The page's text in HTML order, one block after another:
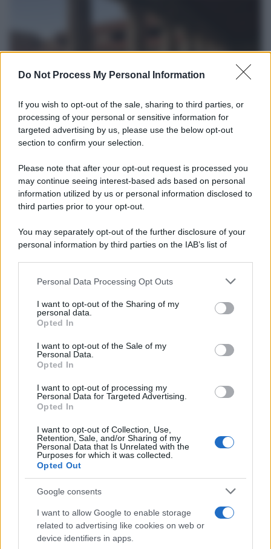
Do Not Process My Personal Information
If you wish to opt-out of the sale, sharing to third parties, or
processing of your personal or sensitive information for
targeted advertising by us, please use the below opt-out
section to confirm your selection.
Please note that after your opt-out request is processed you
may continue seeing interest-based ads based on personal
information utilized by us or personal information disclosed to
third parties prior to your opt-out.
You may separately opt-out of the further disclosure of your
personal information by third parties on the IAB’s list of
This information may also be disclosed by us to third parties
disclose it to other third parties.
Please note that this website/app uses one or more Google
services and may gather and store information including but
not limited to your visit or usage behaviour. You may click to
grant or deny consent to Google and its third-party tags to
consent section.
Personal Data Processing Opt Outs
I want to opt-out of the Sharing of my
personal data.
Opted In
I want to opt-out of the Sale of my
Personal Data.
Opted In
I want to opt-out of processing my
Personal Data for Targeted Advertising.
Opted In
I want to opt-out of Collection, Use,
Retention, Sale, and/or Sharing of my
Personal Data that Is Unrelated with the
Purposes for which it was collected.
Opted Out
Google consents
I want to allow Google to enable storage
related to advertising like cookies on web or
device identifiers in apps.
Oplontis, le vittime dell’eruzione del Vesuvio
furono più numerose del previsto
Uno studio bioarcheologico sui resti rinvenuti nella Villa B
ricostruisce la dieta degli abitanti: cereali, legumi e prodotti
agricoli erano alla base dell’alimentazione, mentre le risorse
Il medagliere /
Europei di nuoto: Pellecani guida una super
Italia
Il centenario /A L'Aquila arriva la mostra "TITO, 100 anni
L'attesa /Un estate di calcio: tra Mondiali e Serie A